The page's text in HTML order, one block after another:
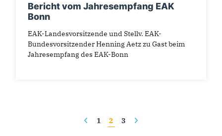
Bericht vom Jahresempfang EAK
Bonn
EAK-Landesvorsitzende und Stellv. EAK-
Bundesvorsitzender Henning Aetz zu Gast beim
Jahresempfang des EAK-Bonn
1 2 3